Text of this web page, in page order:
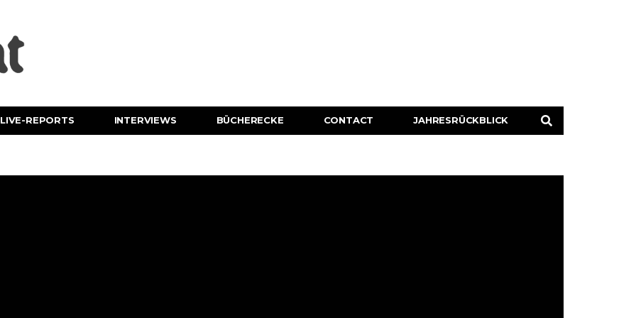
LIVE-REPORTS INTERVIEWS BÜCHERECKE CONTACT JAHRESRÜCKBLICK